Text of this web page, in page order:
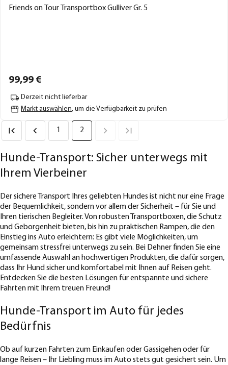
Friends on Tour Transportbox Gulliver Gr. 5
99,99 €
Derzeit nicht lieferbar
Markt auswählen, um die Verfügbarkeit zu prüfen
1 2
Hunde-Transport: Sicher unterwegs mit
Ihrem Vierbeiner
Der sichere Transport Ihres geliebten Hundes ist nicht nur eine Frage
der Bequemlichkeit, sondern vor allem der Sicherheit – für Sie und
Ihren tierischen Begleiter. Von robusten Transportboxen, die Schutz
und Geborgenheit bieten, bis hin zu praktischen Rampen, die den
Einstieg ins Auto erleichtern: Es gibt viele Möglichkeiten, um
gemeinsam stressfrei unterwegs zu sein. Bei Dehner finden Sie eine
umfassende Auswahl an hochwertigen Produkten, die dafür sorgen,
dass Ihr Hund sicher und komfortabel mit Ihnen auf Reisen geht.
Entdecken Sie die besten Lösungen für entspannte und sichere
Fahrten mit Ihrem treuen Freund!
Hunde-Transport im Auto für jedes
Bedürfnis
Ob auf kurzen Fahrten zum Einkaufen oder Gassigehen oder für
lange Reisen – Ihr Liebling muss im Auto stets gut gesichert sein. Um